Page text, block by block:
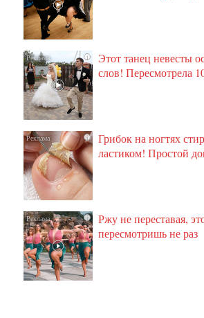
i
Этот танец невесты
слов! Пересмотрела
i
Грибок на ногтях
ластиком! Простой
i
Ржу не переставая,
пересмотришь не раз